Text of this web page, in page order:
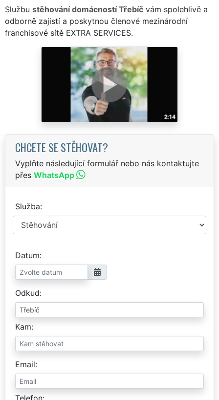
Službu stěhování domácností Třebíč vám spolehlivě a
odborně zajistí a poskytnou členové mezinárodní
franchisové sítě EXTRA SERVICES.
CHCETE SE STĚHOVAT?
Vyplňte následující formulář nebo nás kontaktujte
přes WhatsApp
Služba
Datum
Odkud
Kam
Email
Telefon